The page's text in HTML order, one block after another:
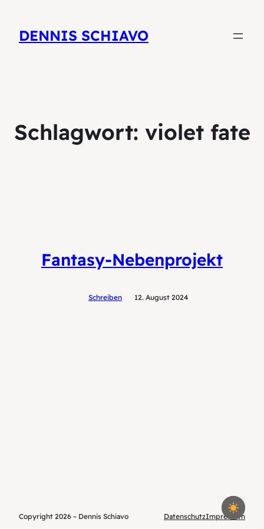
DENNIS SCHIAVO
Schlagwort: violet fate
Fantasy-Nebenprojekt
Schreiben 12. August 2024
Copyright 2026 – Dennis Schiavo DatenschutzImpressum